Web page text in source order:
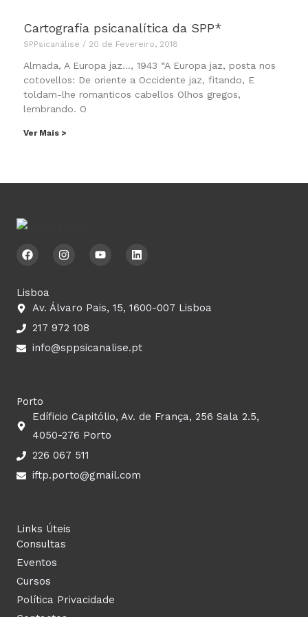
Cartografia psicanalítica da SPP*
SPPsicanálise 20 de Fevereiro, 2018
Almada, A Europa jaz…, 1943 “A Europa jaz, posta nos
cotovellos: De oriente a Occidente jaz, fitando, E
toldam-lhe romanticos cabellos Olhos gregos,
lembrando. O
Ver Mais >
F
a
b
o
k
I
n
g
r
a
Y
o
b
e
L
i
d
i
Lisboa
Av. Álvaro Pais, 15, 1600-007 Lisboa
217 972 108
info@sppsicanalise.pt
Porto
Edíficio Capitólio, Av. de França, 256 Sala 2.5,
4050-276 Porto
226 067 511
iftp.porto@gmail.com
Links Úteis
Consultas
Eventos
Cursos
Política Privacidade